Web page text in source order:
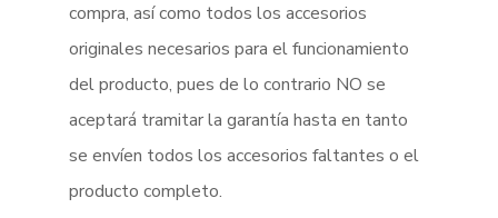
compra, así como todos los accesorios
originales necesarios para el funcionamiento
del producto, pues de lo contrario NO se
aceptará tramitar la garantía hasta en tanto
se envíen todos los accesorios faltantes o el
producto completo.